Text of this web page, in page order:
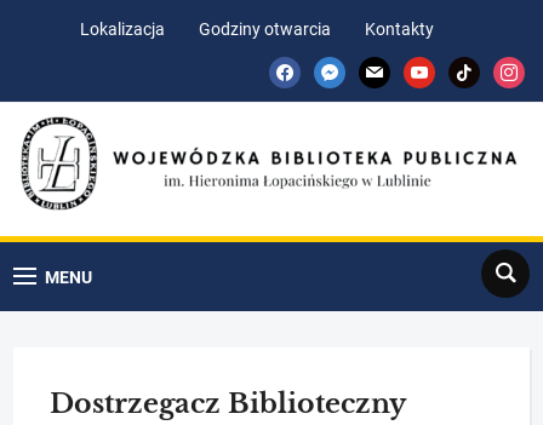
Lokalizacja Godziny otwarcia
Kontakty
facebookmessenger
mail youtubetiktok
MENU
Search
Dostrzegacz Biblioteczny